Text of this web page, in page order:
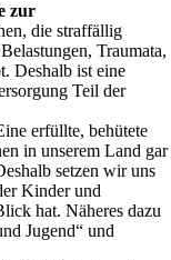
zur
die straffällig
Traumata,
Deshalb ist eine
Teil der
erfüllte, behütete
in unserem Land gar
setzen wir uns
Kinder und
hat. Näheres dazu
Jugend“ und